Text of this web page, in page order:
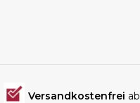
Versandkostenfrei